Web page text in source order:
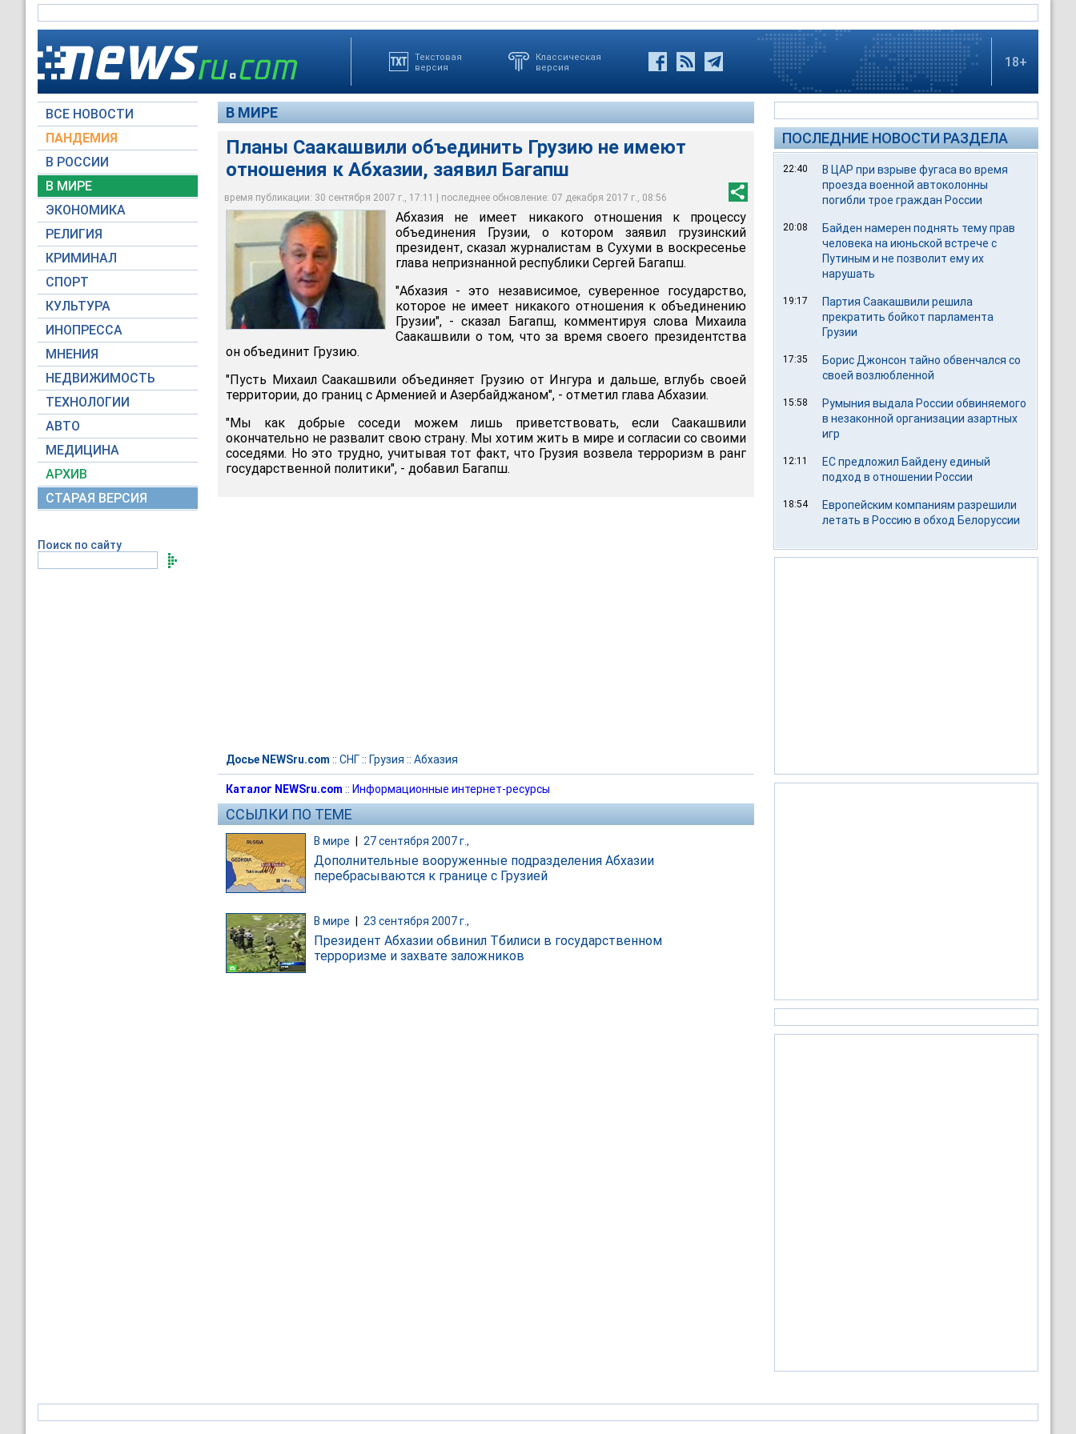
Текстовая
версия
Классическая
версия
18+
ВСЕ НОВОСТИ
ПАНДЕМИЯ
В РОССИИ
В МИРЕ
ЭКОНОМИКА
РЕЛИГИЯ
КРИМИНАЛ
СПОРТ
КУЛЬТУРА
ИНОПРЕССА
МНЕНИЯ
НЕДВИЖИМОСТЬ
ТЕХНОЛОГИИ
АВТО
МЕДИЦИНА
АРХИВ
СТАРАЯ ВЕРСИЯ
Поиск по сайту
В МИРЕ
Планы Саакашвили объединить Грузию не имеют
отношения к Абхазии, заявил Багапш
время публикации: 30 сентября 2007 г., 17:11 | последнее обновление: 07 декабря 2017 г., 08:56
Планы Саакашвили объединить Грузию не имеют отношения к Абхазии, заявил
Багапш
Абхазия не имеет никакого отношения к процессу
объединения Грузии, о котором заявил грузинский
президент, сказал журналистам в Сухуми в воскресенье
глава непризнанной республики Сергей Багапш.
"Абхазия - это независимое, суверенное государство,
которое не имеет никакого отношения к объединению
Грузии", - сказал Багапш, комментируя слова Михаила
Саакашвили о том, что за время своего президентства
он объединит Грузию.
"Пусть Михаил Саакашвили объединяет Грузию от Ингура и дальше, вглубь своей
территории, до границ с Арменией и Азербайджаном", - отметил глава Абхазии.
"Мы как добрые соседи можем лишь приветствовать, если Саакашвили
окончательно не развалит свою страну. Мы хотим жить в мире и согласии со своими
соседями. Но это трудно, учитывая тот факт, что Грузия возвела терроризм в ранг
государственной политики", - добавил Багапш.
Досье NEWSru.com :: СНГ:: Грузия :: Абхазия
Каталог NEWSru.com :: Информационные интернет-ресурсы
ССЫЛКИ ПО ТЕМЕ
В мире 27 сентября 2007 г.,
Дополнительные вооруженные подразделения Абхазии
перебрасываются к границе с Грузией
В мире 23 сентября 2007 г.,
Президент Абхазии обвинил Тбилиси в государственном
терроризме и захвате заложников
ПОСЛЕДНИЕ НОВОСТИ РАЗДЕЛА
22:40
В ЦАР при взрыве фугаса во время
проезда военной автоколонны
погибли трое граждан России
20:08
Байден намерен поднять тему прав
человека на июньской встрече с
Путиным и не позволит ему их
нарушать
19:17
Партия Саакашвили решила
прекратить бойкот парламента
Грузии
17:35
Борис Джонсон тайно обвенчался со
своей возлюбленной
15:58
Румыния выдала России обвиняемого
в незаконной организации азартных
игр
12:11
ЕС предложил Байдену единый
подход в отношении России
18:54
Европейским компаниям разрешили
летать в Россию в обход Белоруссии